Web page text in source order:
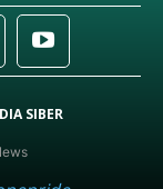
SIBER